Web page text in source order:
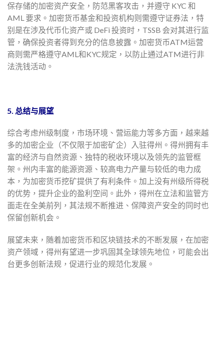
保存储的加密资产安全，防范黑客攻击，并遵守 KYC 和
AML 要求。加密货币基金和投资机构则需遵守证券法，特
别是在涉及代币化资产或 DeFi 投资时，TSSB 会对其进行监
管，确保投资者得到充分的信息披露。加密货币ATM运营
商则需严格遵守AML和KYC规定，以防止通过ATM进行非
法洗钱活动。
5. 总结与展望
综合考虑州级制度，市场环境、营运能力等多方面，越来越
多的加密企业（不仅限于加密矿企）入驻得州。得州拥有丰
富的经济与自然资源、独特的税收环境以及领先的监管框
架。州内丰富的能源资源、较高电力产量与较低的电力成
本，为加密货币挖矿提供了有利条件。加上没有州级所得税
的优势，提升企业的盈利空间。此外，得州在立法和监管方
面走在全美前列，其法规不断推进、保障资产安全的同时也
保留创新机会。
展望未来，随着加密货币和区块链技术的不断发展，在加密
资产领域，得州有望进一步巩固其全球领先地位，可能会出
台更多创新法规，促进行业的规范化发展。